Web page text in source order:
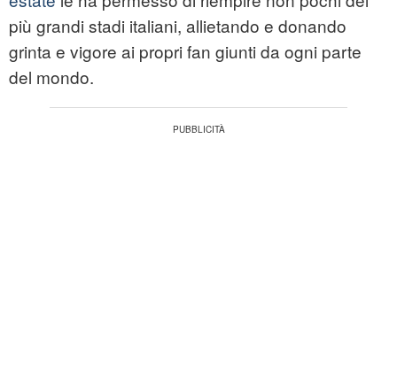
più grandi stadi italiani, allietando e donando
grinta e vigore ai propri fan giunti da ogni parte
del mondo.